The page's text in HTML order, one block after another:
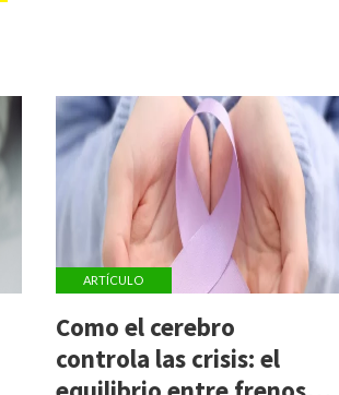
ARTÍCULO
Como el cerebro
controla las crisis: el